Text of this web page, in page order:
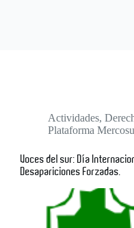
Actividades,
Plataforma
Voces del sur: Día
Desapariciones Forzadas.